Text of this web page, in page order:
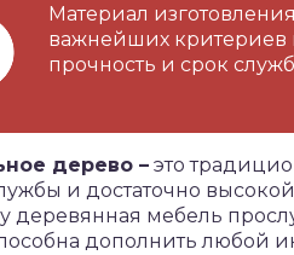
Материал
важнейших критериев
прочность и срок
дерево – это
и достаточно
деревянная мебель
дополнить любой